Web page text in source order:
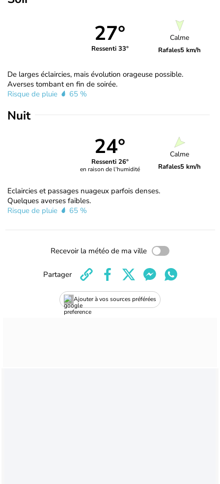
27°
Ressenti 33°
Calme
Rafales5 km/h
De larges éclaircies, mais évolution orageuse possible.
Averses tombant en fin de soirée.
Risque de pluie
65 %
Nuit
24°
Ressenti 26°
en raison de l'humidité
Calme
Rafales5 km/h
Eclaircies et passages nuageux parfois denses.
Quelques averses faibles.
Risque de pluie
65 %
Recevoir la météo de ma ville
Ajouter à vos sources préférées
Partager